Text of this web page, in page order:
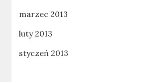
marzec 2013
luty 2013
styczeń 2013